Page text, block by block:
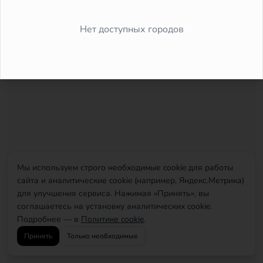
Мы используем строго необходимые cookie для работы
сайта и аналитические cookie (например, Яндекс.Метрика)
для улучшения сервиса. Нажимая «Принять», вы
соглашаетесь на установку аналитических cookie.
Подробнее — в Политике cookie.
Принять Только необходимые
Нет доступных городов